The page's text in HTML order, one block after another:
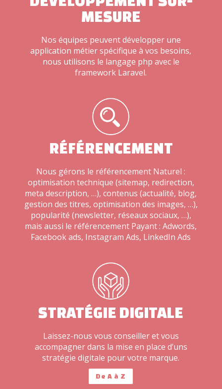
MESURE
Nos équipes peuvent développer une
application métier spécifique à vos besoins,
nous utilisons le langage php avec le
framework Laravel.
RÉFÉRENCEMENT
Nous gérons le référencement Naturel :
optimisation technique (sitemap, redirection,
meta description, …), contenus (actualité, blog,
gestion des titres, optimisation des images, …),
popularité (newsletter, réseaux sociaux, …),
mais aussi le référencement Payant : Adwords,
Facebook ads, Instagram Ads, LinkedIn Ads
STRATÉGIE DIGITALE
Laissez-nous vous conseiller et vous
accompagner dans la mise en place d’uns
stratégie digitale pour votre marque.
De A à Z